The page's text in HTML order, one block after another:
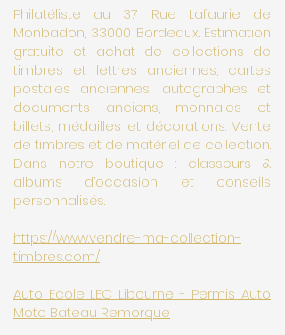
Philatéliste au 37 Rue Lafaurie de
Monbadon, 33000 Bordeaux. Estimation
gratuite et achat de collections de
timbres et lettres anciennes, cartes
postales anciennes, autographes et
documents anciens, monnaies et
billets, médailles et décorations. Vente
de timbres et de matériel de collection.
Dans notre boutique : classeurs &
albums d’occasion et conseils
personnalisés.
https://www.vendre-ma-collection-
timbres.com/
Auto Ecole LEC Libourne - Permis Auto
Moto Bateau Remorque